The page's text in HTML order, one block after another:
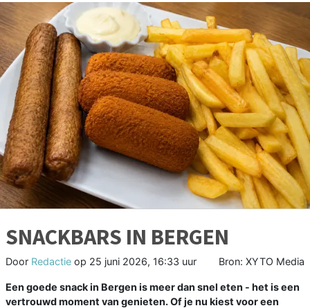
SNACKBARS IN BERGEN
Door Redactie op 25 juni 2026, 16:33 uur Bron: XYTO Media
Een goede snack in Bergen is meer dan snel eten - het is een
vertrouwd moment van genieten. Of je nu kiest voor een